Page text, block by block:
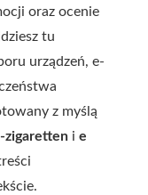
oraz ocenie
tu
urządzeń, e-
z myślą
zigaretten i e